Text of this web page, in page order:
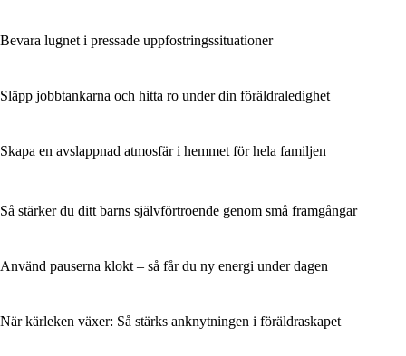
Bevara lugnet i pressade uppfostringssituationer
Släpp jobbtankarna och hitta ro under din föräldraledighet
Skapa en avslappnad atmosfär i hemmet för hela familjen
Så stärker du ditt barns självförtroende genom små framgångar
Använd pauserna klokt – så får du ny energi under dagen
När kärleken växer: Så stärks anknytningen i föräldraskapet